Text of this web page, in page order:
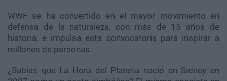
WWF se ha convertido en el mayor movimiento en
defensa de la naturaleza, con más de 15 años de
historia, e impulsa esta convocatoria para inspirar a
millones de personas.
¿Sabías que La Hora del Planeta nació en Sidney en